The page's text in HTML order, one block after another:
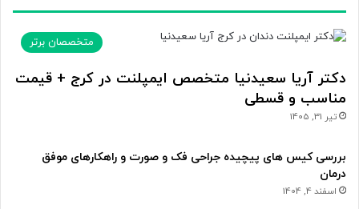
متخصصان برتر
دکتر آریا سعیدنیا متخصص ایمپلنت در کرج + قیمت
مناسب و قسطی
تیر 31, 1405
بررسی کیس های پیچیده جراحی فک و صورت و راهکارهای موفق
درمان
اسفند 4, 1404